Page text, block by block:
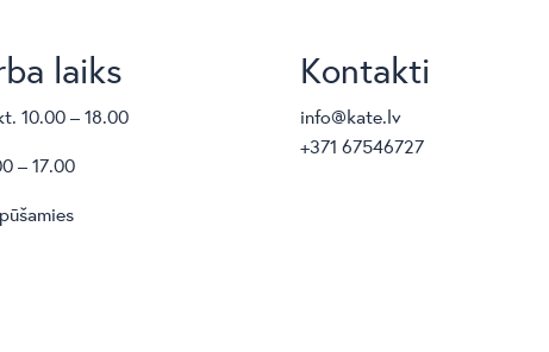
laiks
10.00 – 18.00
– 17.00
Kontakti
info@kate.lv
+371 67546727